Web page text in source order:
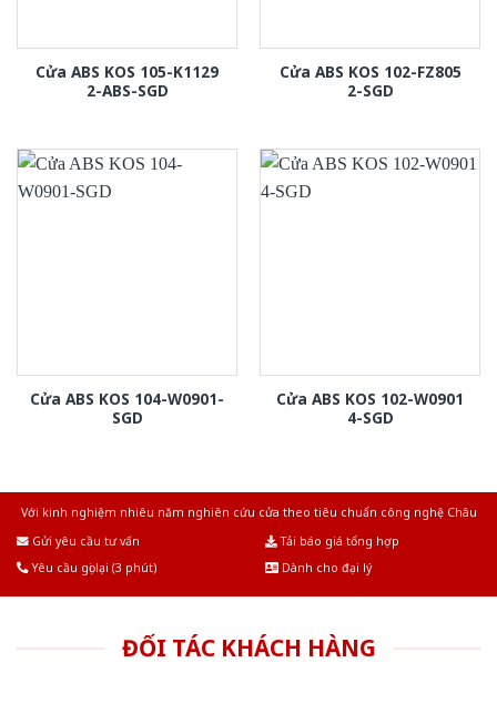
Cửa ABS KOS 105-K1129
2-ABS-SGD
Cửa ABS KOS 102-FZ805
2-SGD
Cửa ABS KOS 104-W0901-
SGD
Cửa ABS KOS 102-W0901
4-SGD
Với kinh nghiệm nhiêu năm nghiên cứu cửa theo tiêu chuẩn công nghệ Châu
Gửi yêu cầu tư vấn
Tải báo giá tổng hợp
Yêu cầu gọi lại (3 phút)
Dành cho đại lý
ĐỐI TÁC KHÁCH HÀNG